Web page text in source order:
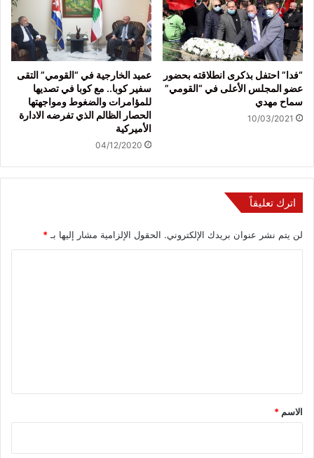
“فدا” احتفل بذكرى انطلاقته بحضور
عضو المجلس الأعلى في “القومي”
سماح مهدي
10/03/2021
عميد الخارجية في “القومي” التقى
سفير كوبا.. مع كوبا في تصديها
للمؤامرات والضغوط ومواجهتها
الحصار الظالم الذي تفرضه الادارة
الأميركية
04/12/2020
اترك تعليقاً
لن يتم نشر عنوان بريدك الإلكتروني. الحقول الإلزامية مشار إليها بـ *
*
الاسم *